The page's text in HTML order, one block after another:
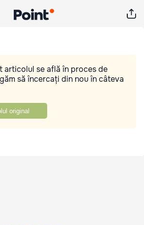
articolul se află în proces de
să încercați din nou în câteva
original